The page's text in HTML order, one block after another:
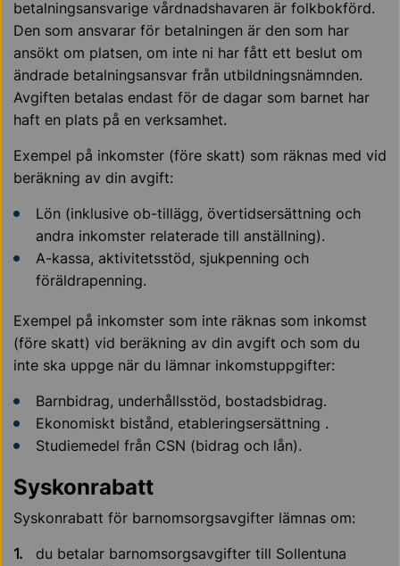
betalningsansvarige vårdnadshavaren är folkbokförd.
Den som ansvarar för betalningen är den som har
ansökt om platsen, om inte ni har fått ett beslut om
ändrade betalningsansvar från utbildningsnämnden.
Avgiften betalas endast för de dagar som barnet har
haft en plats på en verksamhet.
Exempel på inkomster (före skatt) som räknas med vid
beräkning av din avgift:
Lön (inklusive ob-tillägg, övertidsersättning och
andra inkomster relaterade till anställning).
A-kassa, aktivitetsstöd, sjukpenning och
föräldrapenning.
Exempel på inkomster som inte räknas som inkomst
(före skatt) vid beräkning av din avgift och som du
inte ska uppge när du lämnar inkomstuppgifter:
Barnbidrag, underhållsstöd, bostadsbidrag.
Ekonomiskt bistånd, etableringsersättning .
Studiemedel från CSN (bidrag och lån).
Syskonrabatt
Syskonrabatt för barnomsorgsavgifter lämnas om:
du betalar barnomsorgsavgifter till Sollentuna